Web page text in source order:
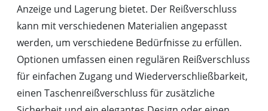
Anzeige und Lagerung bietet. Der Reißverschluss
kann mit verschiedenen Materialien angepasst
werden, um verschiedene Bedürfnisse zu erfüllen.
Optionen umfassen einen regulären Reißverschluss
für einfachen Zugang und Wiederverschließbarkeit,
einen Taschenreißverschluss für zusätzliche